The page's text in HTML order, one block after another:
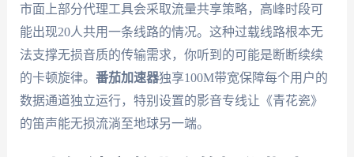
市面上部分代理工具会采取流量共享策略，高峰时段可
能出现20人共用一条线路的情况。这种过载线路根本无
法支撑无损音质的传输需求，你听到的可能是断断续续
的卡顿旋律。 番茄加速器独享100M带宽保障每个用户的
数据通道独立运行，特别设置的影音专线让《青花瓷》
的笛声能无损流淌至地球另一端。